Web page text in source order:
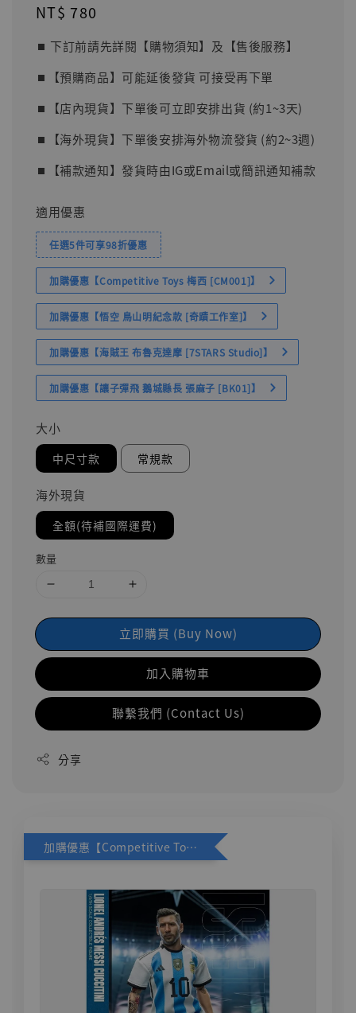
Regular
NT$ 780
⏹︎ 下訂前請先詳閱【購物須知】及【售後服務】
⏹︎【預購商品】可能延後發貨 可接受再下單
⏹︎【店內現貨】下單後可立即安排出貨 (約1~3天)
⏹︎【海外現貨】下單後安排海外物流發貨 (約2~3週)
⏹︎【補款通知】發貨時由IG或Email或簡訊通知補款
適用優惠
任選5件可享98折優惠
加購優惠【Competitive Toys 梅西 [CM001]】
加購優惠【悟空 鳥山明紀念款 [奇蹟工作室]】
加購優惠【海賊王 布魯克達摩 [7STARS Studio]】
加購優惠【讓子彈飛 鵝城縣長 張麻子 [BK01]】
大小
中尺寸款 常規款
海外現貨
全額(待補國際運費)
數量
立即購買 (Buy Now)
加入購物車
聯繫我們 (Contact Us)
分享
加購優惠【Competitive Toys 梅西 [CM001]】